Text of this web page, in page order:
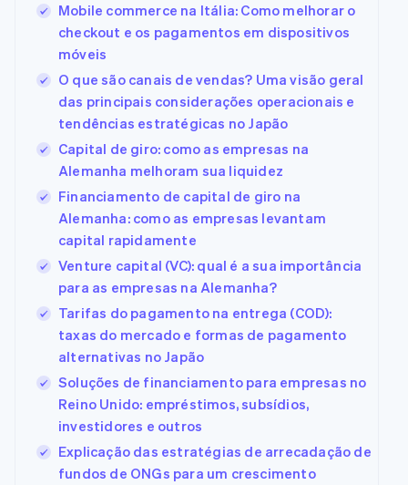
Mobile commerce na Itália: Como melhorar o
checkout e os pagamentos em dispositivos
móveis
O que são canais de vendas? Uma visão geral
das principais considerações operacionais e
tendências estratégicas no Japão
Capital de giro: como as empresas na
Alemanha melhoram sua liquidez
Financiamento de capital de giro na
Alemanha: como as empresas levantam
capital rapidamente
Venture capital (VC): qual é a sua importância
para as empresas na Alemanha?
Tarifas do pagamento na entrega (COD):
taxas do mercado e formas de pagamento
alternativas no Japão
Soluções de financiamento para empresas no
Reino Unido: empréstimos, subsídios,
investidores e outros
Explicação das estratégias de arrecadação de
fundos de ONGs para um crescimento